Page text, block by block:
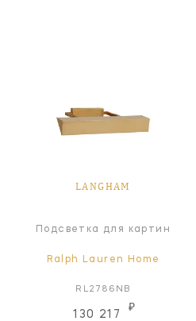
LANGHAM
Подсветка для картин
Ralph Lauren Home
RL2786NB
130 217
₽